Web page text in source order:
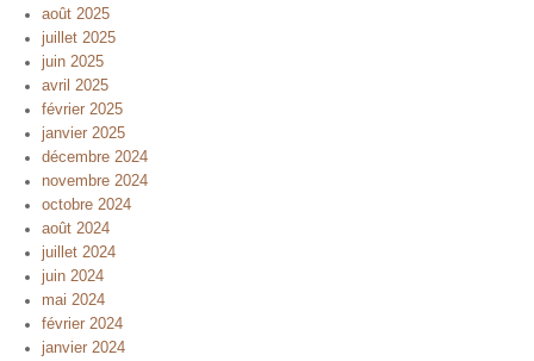
août 2025
juillet 2025
juin 2025
avril 2025
février 2025
janvier 2025
décembre 2024
novembre 2024
octobre 2024
août 2024
juillet 2024
juin 2024
mai 2024
février 2024
janvier 2024